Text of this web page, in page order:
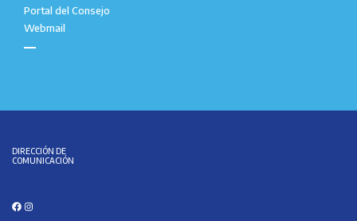
Portal del Consejo
Webmail
DIRECCIÓN DE
COMUNICACIÓN